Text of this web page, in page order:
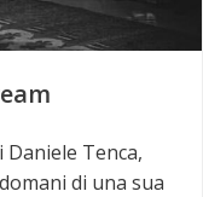
Tenca,
di una sua